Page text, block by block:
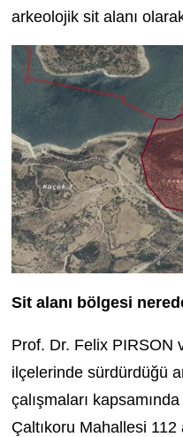
arkeolojik sit alanı
Sit alanı bölgesi
Prof. Dr. Felix PIRSON
ilçelerinde sürdürdüğü
çalışmaları
Çaltıkoru Mahallesi